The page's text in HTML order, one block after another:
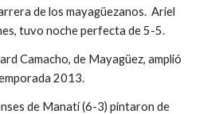
de los mayagüezanos.  Ariel
tuvo noche perfecta de 5-5.
Camacho, de Mayagüez, amplió
2013.
de Manatí (6-3) pintaron de